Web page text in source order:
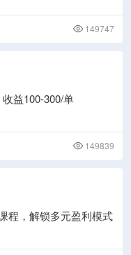
149747
益100-300/单
149839
程，解锁多元盈利模式